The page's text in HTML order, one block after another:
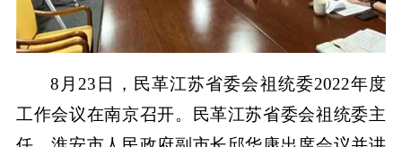
8月23日，民革江苏省委会祖统委2022年度
工作会议在南京召开。民革江苏省委会祖统委主